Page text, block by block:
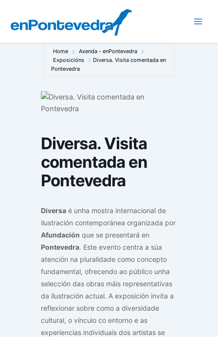
contido
Home
Axenda - enPontevedra
Exposicións
Diversa. Visita comentada en
Pontevedra
Diversa. Visita
comentada en
Pontevedra
Diversa é unha mostra internacional de
ilustración contemporánea organizada por
Afundación que se presentará en
Pontevedra. Este evento centra a súa
atención na pluralidade como concepto
fundamental, ofrecendo ao público unha
selección das obras máis representativas
da ilustración actual. A exposición invita a
reflexionar sobre como a diversidade
cultural, o vínculo co entorno e as
experiencias individuais dos artistas se